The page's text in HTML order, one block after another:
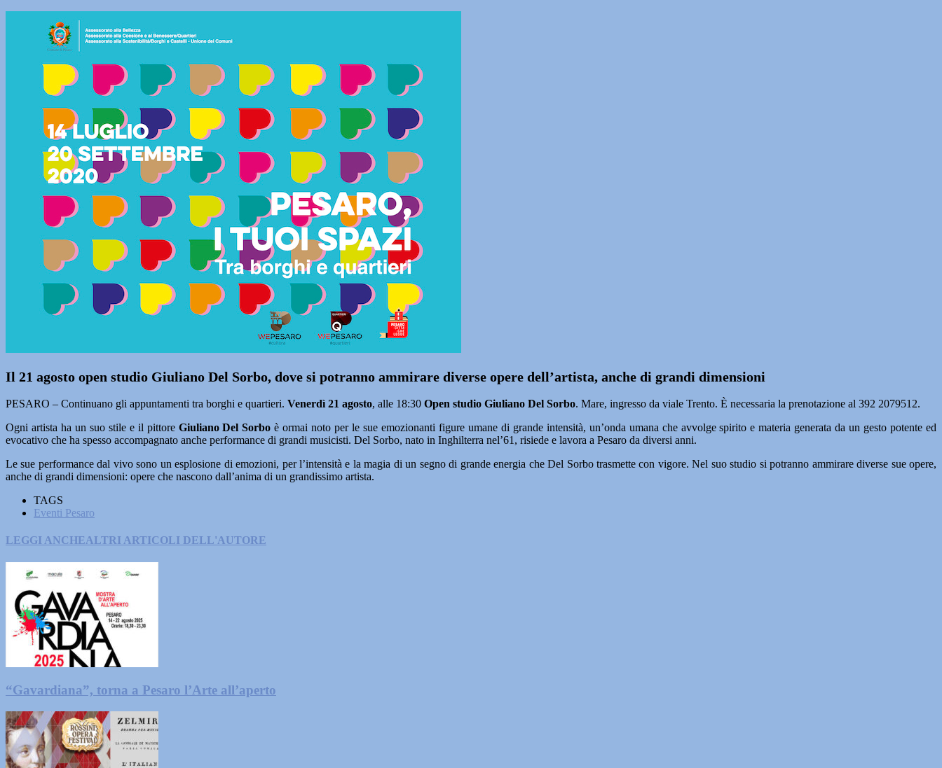
Il 21 agosto open studio Giuliano Del Sorbo, dove si potranno ammirare diverse opere dell’artista, anche di grandi dimensioni
PESARO – Continuano gli appuntamenti tra borghi e quartieri. Venerdì 21 agosto, alle 18:30 Open studio Giuliano Del Sorbo. Mare, ingresso da viale Trento. È necessaria la prenotazione al 392 2079512.
Ogni artista ha un suo stile e il pittoreGiuliano Del Sorbo è ormai noto per le sue emozionanti figure umane di grande intensità, un’onda umana che avvolge spirito e materia generata da un gesto potente ed
evocativo che ha spesso accompagnato anche performance di grandi musicisti. Del Sorbo, nato in Inghilterra nel’61, risiede e lavora a Pesaro da diversi anni.
Le sue performance dal vivo sono un esplosione di emozioni, per l’intensità e la magia di un segno di grande energia che Del Sorbo trasmette con vigore. Nel suo studio si potranno ammirare diverse sue opere,
anche di grandi dimensioni: opere che nascono dall’anima di un grandissimo artista.
TAGS
Eventi Pesaro
LEGGI ANCHEALTRI ARTICOLI DELL'AUTORE
“Gavardiana”, torna a Pesaro l’Arte all’aperto